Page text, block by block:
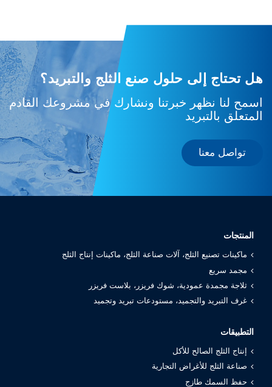
هل تحتاج إلى حلول صنع الثلج والتبريد؟
اسمح لنا نظهر خبرتنا ونشارك في مشروعك القادم
المتعلق بالتبريد
تواصل معنا
المنتجات
ماكينات تصنيع الثلج، آلات صناعة الثلج، ماكينات إنتاج الثلج
مجمد سريع
ثلاجة مجمدة عمودية، شوك فريزر، بلاست فريزر
غرف التبريد والتجميد، مستودعات تبريد وتجميد
التطبيقات
إنتاج الثلج الصالح للأكل
صناعة الثلج للأغراض التجارية
حفظ السمك طازج